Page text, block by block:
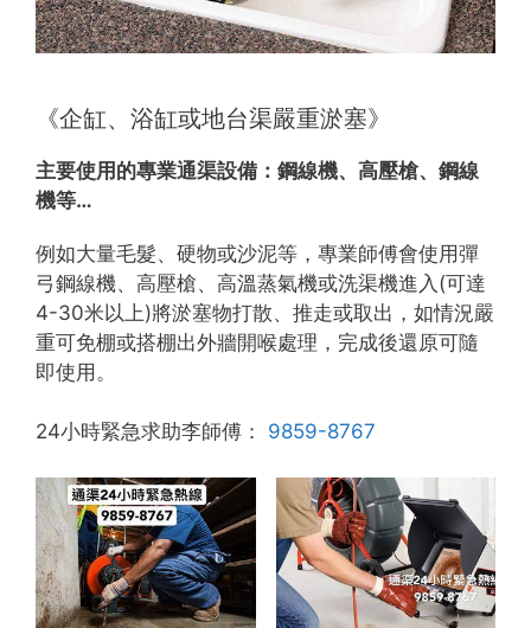
《企缸、浴缸或地台渠嚴重淤塞》
主要使用的專業通渠設備： 鋼線機、高壓槍、鋼線
機等…
例如大量毛髮、硬物或沙泥等，專業師傅會使用彈
弓鋼線機、高壓槍、高溫蒸氣機或洗渠機進入(可達
4-30米以上)將淤塞物打散、推走或取出，如情況嚴
重可免棚或搭棚出外牆開喉處理，完成後還原可隨
即使用。
24小時緊急求助李師傅： 9859-8767